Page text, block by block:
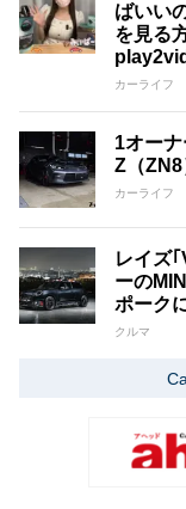
ばいい
を見る
カーライフ
1オー
Z（ZN8
カーライフ
レイズ
ーの
ポーク
クルマ